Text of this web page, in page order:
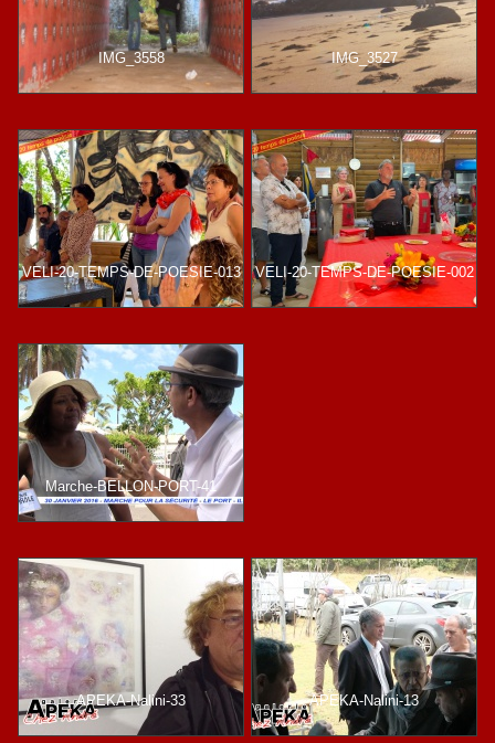
IMG_3558 IMG_3527
VELI-20-TEMPS-DE-POESIE-013 VELI-20-TEMPS-DE-POESIE-002
Marche-BELLON-PORT-41
APEKA-Nalini-33 APEKA-Nalini-13